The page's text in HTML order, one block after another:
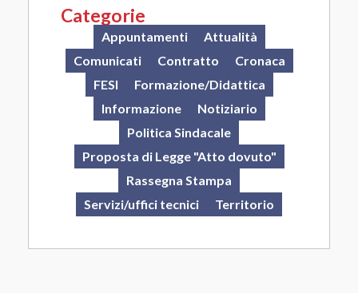
Categorie
Appuntamenti
Attualità
Comunicati
Contratto
Cronaca
FESI
Formazione/Didattica
Informazione
Notiziario
Politica Sindacale
Proposta di Legge "Atto dovuto"
Rassegna Stampa
Servizi/uffici tecnici
Territorio